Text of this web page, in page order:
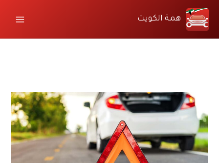
المحتوى
همة الكويت